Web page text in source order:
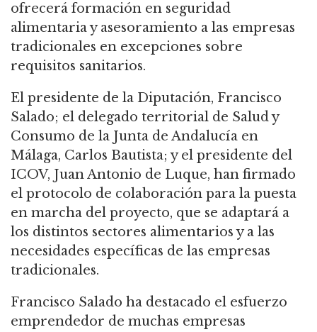
ofrecerá formación en seguridad
alimentaria y asesoramiento a las empresas
tradicionales en excepciones sobre
requisitos sanitarios.
El presidente de la Diputación, Francisco
Salado; el delegado territorial de Salud y
Consumo de la Junta de Andalucía en
Málaga, Carlos Bautista; y el presidente del
ICOV, Juan Antonio de Luque, han firmado
el protocolo de colaboración para la puesta
en marcha del proyecto, que se adaptará a
los distintos sectores alimentarios y a las
necesidades específicas de las empresas
tradicionales.
Francisco Salado ha destacado el esfuerzo
emprendedor de muchas empresas